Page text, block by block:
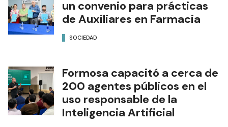
un convenio para prácticas
de Auxiliares en Farmacia
SOCIEDAD
Formosa capacitó a cerca de
200 agentes públicos en el
uso responsable de la
Inteligencia Artificial